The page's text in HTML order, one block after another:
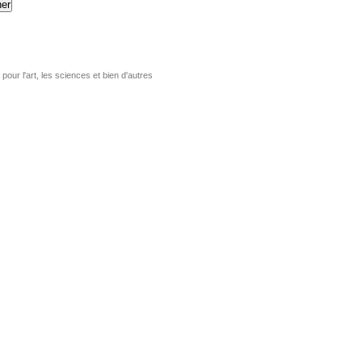
pour l'art, les sciences et bien d'autres